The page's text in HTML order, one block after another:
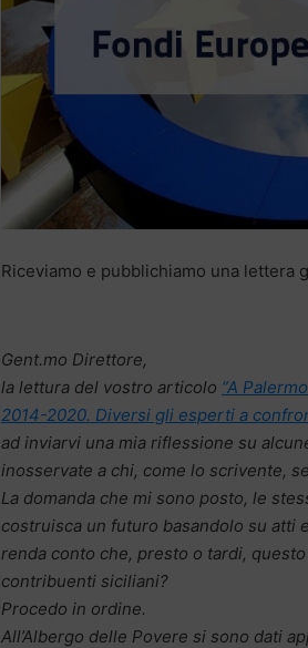
Riceviamo e pubblichiamo una lettera
Gent.mo Direttore,
la lettura del vostro articolo “A
2014-2020. Diversi gli esperti a
ad inviarvi una mia riflessione su
inosservate a chi, come lo scrivente,
La domanda che mi sono posto, le
costruisca un futuro basandolo su atti
renda conto che, presto o tardi,
contribuenti siciliani?
Procedo in ordine.
All’Albergo delle Povere si sono dati